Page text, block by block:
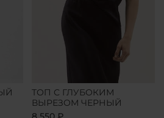
ТОП С ГЛУБОКИМ
ВЫРЕЗОМ ЧЕРНЫЙ